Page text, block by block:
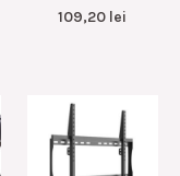
109,20 lei